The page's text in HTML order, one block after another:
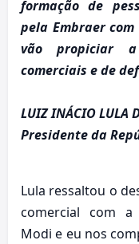
formação de
pela Embraer
vão propiciar a
comerciais e de
LUIZ INÁCIO LULA
Presidente da
Lula ressaltou o
comercial com a
Modi e eu nos